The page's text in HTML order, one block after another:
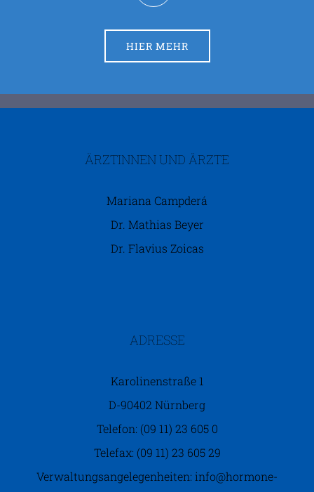
HIER MEHR
ÄRZTINNEN UND ÄRZTE
Mariana Campderá
Dr. Mathias Beyer
Dr. Flavius Zoicas
ADRESSE
Karolinenstraße 1
D-90402 Nürnberg
Telefon: (09 11) 23 605 0
Telefax: (09 11) 23 605 29
Verwaltungsangelegenheiten: info@hormone-